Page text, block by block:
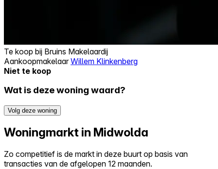
Te koop bij Bruins Makelaardij
AankoopmakelaarWillem Klinkenberg
Niet te koop
Wat is deze woning waard?
Volg deze woning
Woningmarkt in Midwolda
Zo competitief is de markt in deze buurt op basis van
transacties van de afgelopen 12 maanden.